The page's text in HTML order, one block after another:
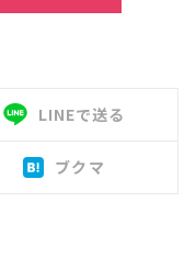
LINEで送る
ブクマ